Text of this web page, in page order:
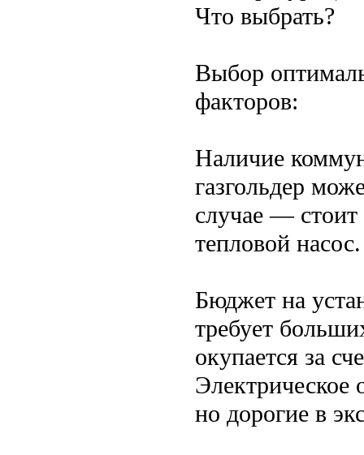
Что выбрать?
Выбор
факторов:
Наличие
газгольдер
случае — стоит
тепловой насос.
Бюджет на
требует
окупается за
Электрическое
но дорогие в